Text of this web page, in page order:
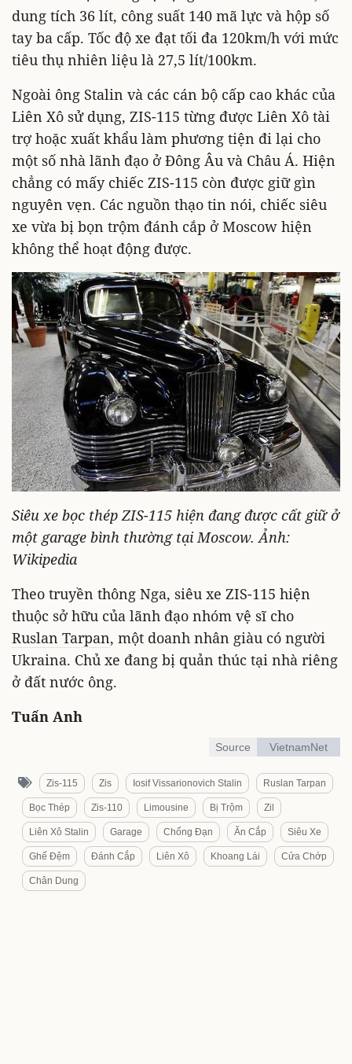
dung tích 36 lít, công suất 140 mã lực và hộp số
tay ba cấp. Tốc độ xe đạt tối đa 120km/h với mức
tiêu thụ nhiên liệu là 27,5 lít/100km.
Ngoài ông Stalin và các cán bộ cấp cao khác của
Liên Xô sử dụng, ZIS-115 từng được Liên Xô tài
trợ hoặc xuất khẩu làm phương tiện đi lại cho
một số nhà lãnh đạo ở Đông Âu và Châu Á. Hiện
chẳng có mấy chiếc ZIS-115 còn được giữ gìn
nguyên vẹn. Các nguồn thạo tin nói, chiếc siêu
xe vừa bị bọn trộm đánh cắp ở Moscow hiện
không thể hoạt động được.
Siêu xe bọc thép ZIS-115 hiện đang được cất giữ ở
một garage bình thường tại Moscow. Ảnh:
Wikipedia
Theo truyền thông Nga, siêu xe ZIS-115 hiện
thuộc sở hữu của lãnh đạo nhóm vệ sĩ cho
Ruslan Tarpan, một doanh nhân giàu có người
Ukraina. Chủ xe đang bị quản thúc tại nhà riêng
ở đất nước ông.
Tuấn Anh
Source VietnamNet
Zis-115 Zis Iosif Vissarionovich Stalin Ruslan Tarpan
Bọc Thép Zis-110 Limousine Bị Trộm Zil
Liên Xô Stalin Garage Chống Đạn Ăn Cắp Siêu Xe
Ghế Đệm Đánh Cắp Liên Xô Khoang Lái Cửa Chớp
Chân Dung